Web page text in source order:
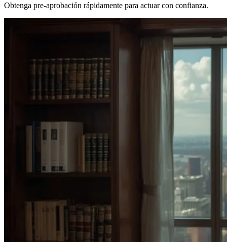
Obtenga pre-aprobación rápidamente para actuar con confianza.